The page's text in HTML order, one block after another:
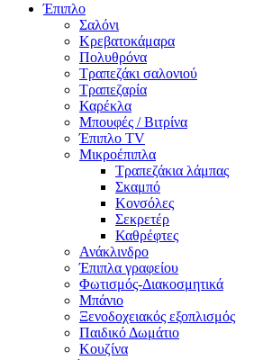
Έπιπλο
Σαλόνι
Κρεβατοκάμαρα
Πολυθρόνα
Τραπεζάκι σαλονιού
Τραπεζαρία
Καρέκλα
Μπουφές / Βιτρίνα
Έπιπλο TV
Μικροέπιπλα
Τραπεζάκια λάμπας
Σκαμπό
Κονσόλες
Σεκρετέρ
Καθρέφτες
Ανάκλινδρο
Έπιπλα γραφείου
Φωτισμός-Διακοσμητικά
Μπάνιο
Ξενοδοχειακός εξοπλισμός
Παιδικό Δωμάτιο
Κουζίνα